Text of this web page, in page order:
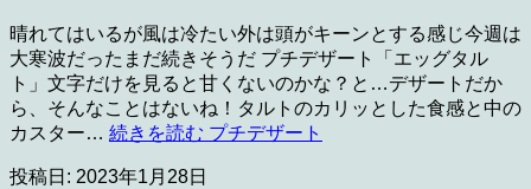
晴れてはいるが風は冷たい外は頭がキーンとする感じ今週は
大寒波だったまだ続きそうだ プチデザート「エッグタル
ト」文字だけを見ると甘くないのかな？と…デザートだか
ら、そんなことはないね！タルトのカリッとした食感と中の
カスター… 続きを読む プチデザート
投稿日: 2023年1月28日